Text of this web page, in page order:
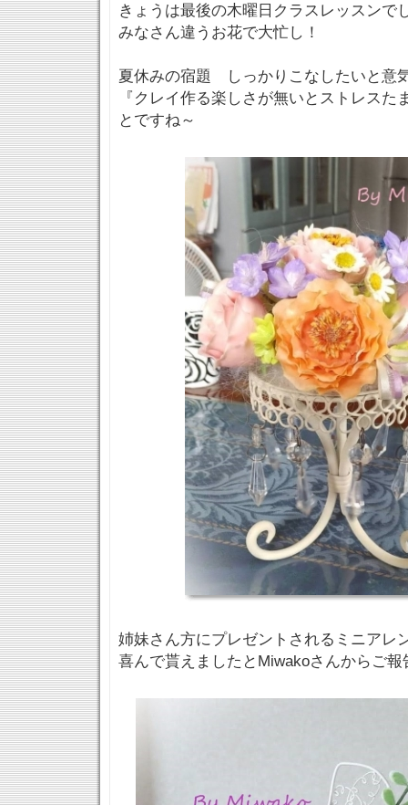
きょうは最後の木曜日クラスレッスンで
みなさん違うお花で大忙し！
夏休みの宿題 しっかりこなしたいと意
『クレイ作る楽しさが無いとストレスた
とですね～
姉妹さん方にプレゼントされるミニアレ
喜んで貰えましたとMiwakoさんからご報